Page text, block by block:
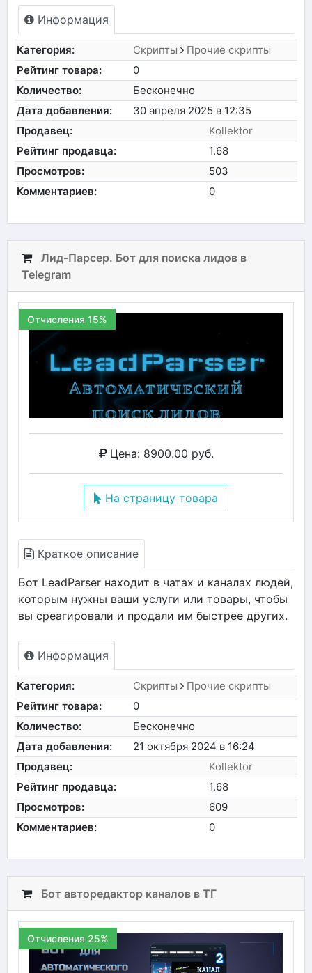
Информация
Категория: Скрипты
Прочие скрипты
Рейтинг товара:
0
Количество:
Бесконечно
Дата добавления:
30 апреля 2025 в 12:35
Продавец:
Kollektor
Рейтинг продавца:
1.68
Просмотров:
503
Комментариев:
0
Лид-Парсер. Бот для поиска лидов в
Telegram
Отчисления 15%
Цена: 8900.00 руб.
На страницу товара
Краткое описание
Бот LeadParser находит в чатах и каналах людей,
которым нужны ваши услуги или товары, чтобы
вы среагировали и продали им быстрее других.
Информация
Категория: Скрипты
Прочие скрипты
Рейтинг товара:
0
Количество:
Бесконечно
Дата добавления:
21 октября 2024 в 16:24
Продавец:
Kollektor
Рейтинг продавца:
1.68
Просмотров:
609
Комментариев:
0
Бот авторедактор каналов в ТГ
Отчисления 25%